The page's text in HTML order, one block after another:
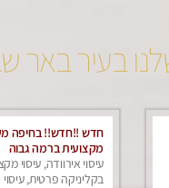
בעיר באר
חדש !!חדש!! בחיפה
מקצועית ברמה גבוה
עיסוי אירוודה, עיסוי
בקליניקה פרטית,